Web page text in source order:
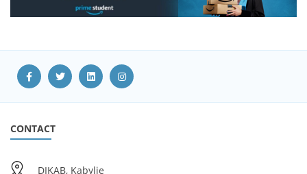
CONTACT
DIKAB, Kabylie